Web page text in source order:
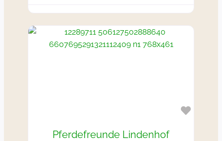
Favorit
Pferdefreunde Lindenhof